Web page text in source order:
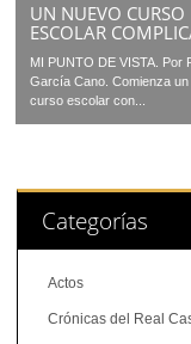
UN NUEVO CURSO
ESCOLAR
MI PUNTO DE VISTA. Por
García Cano. Comienza
curso escolar con...
Categorías
Actos
Crónicas del Real